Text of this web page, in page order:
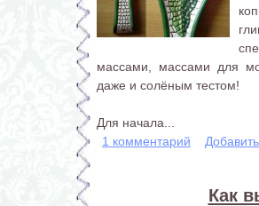
массами, массами для
даже и солёным тестом!
Для начала...
1 комментарий
Как